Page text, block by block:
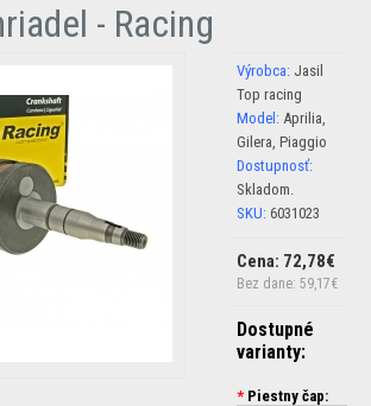
- Racing
Výrobca: Jasil
Top racing
Model: Aprilia,
Gilera, Piaggio
Dostupnosť:
Skladom.
SKU: 6031023
Cena: 72,78€
Bez dane: 59,17€
Dostupné
varianty:
* Piestny čap: